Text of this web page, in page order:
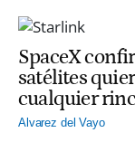
SpaceX
satélites
cualquier
Alvarez del Vayo